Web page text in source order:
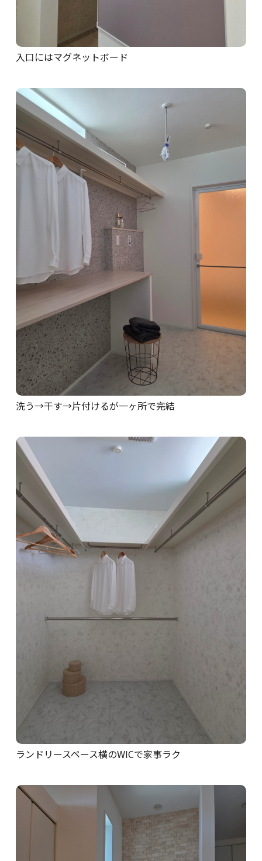
入口にはマグネットボード
洗う→干す→片付けるが一ヶ所で完結
ランドリースペース横のWICで家事ラク